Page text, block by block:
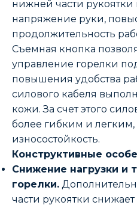
нижней части рукоятки
напряжение руки,
продолжительность
Съемная кнопка
управление горелки
повышения удобства
силового кабеля
кожи. За счет этого
более гибким и легким,
износостойкость.
Конструктивные
Снижение нагрузки и
горелки.
части рукоятки снижает